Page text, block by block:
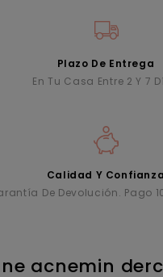
Plazo De Entrega
En Tu Casa Entre 2 Y 7
Calidad Y Confianza
De Devolución. Pago
acnemin